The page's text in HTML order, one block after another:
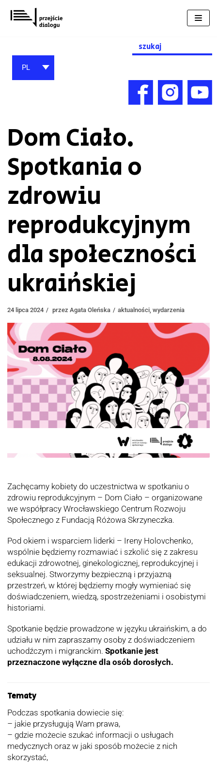
Przejdź
do
Search
for:
PL
Dom Ciało.
Spotkania o
zdrowiu
reprodukcyjnym
dla społeczności
ukraińskiej
24 lipca 2024 przez Agata Oleńska aktualności wydarzenia
Zachęcamy kobiety do uczestnictwa w spotkaniu o
zdrowiu reprodukcyjnym – Dom Ciało – organizowane
we współpracy Wrocławskiego Centrum Rozwoju
Społecznego z Fundacją Różowa Skrzyneczka.
Pod okiem i wsparciem liderki – Ireny Holovchenko,
wspólnie będziemy rozmawiać i szkolić się z zakresu
edukacji zdrowotnej, ginekologicznej, reprodukcyjnej i
seksualnej. Stworzymy bezpieczną i przyjazną
przestrzeń, w której będziemy mogły wymieniać się
doświadczeniem, wiedzą, spostrzeżeniami i osobistymi
historiami.
Spotkanie będzie prowadzone w języku ukraińskim, a do
udziału w nim zapraszamy osoby z doświadczeniem
uchodźczym i migranckim. Spotkanie jest
przeznaczone wyłączne dla osób dorosłych.
Tematy
Podczas spotkania dowiecie się:
– jakie przysługują Wam prawa,
– gdzie możecie szukać informacji o usługach
medycznych oraz w jaki sposób możecie z nich
skorzystać,